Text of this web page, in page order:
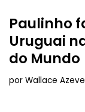
Paulinho
Uruguai
do Mundo
por Wallace